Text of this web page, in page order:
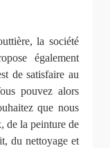
la société
également
de satisfaire au
pouvez alors
que nous
de la peinture de
du nettoyage et